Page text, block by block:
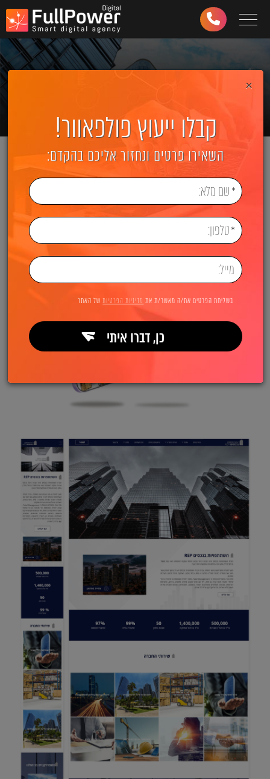
Toggle navigation
03-
6499-
997 ×
קבלו ייעוץ פולפאוור!
השאירו פרטים ונחזור אליכם בהקדם:
בשליחת הפרטים את/ה מאשר/ת את מדיניות הפרטיותשל האתר
כן, דברו איתי